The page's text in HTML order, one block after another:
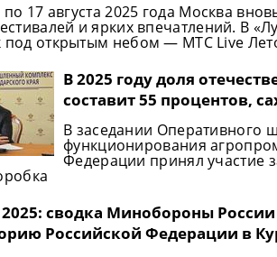
17 августа 2025 года Москва
и ярких впечатлений. В
под открытым небом — МТС Live
В 2025 году доля
составит 55 процентов,
В заседании Оперативного
функционирования
Федерации принял участие
2025: сводка Минобороны
Российской Федерации в